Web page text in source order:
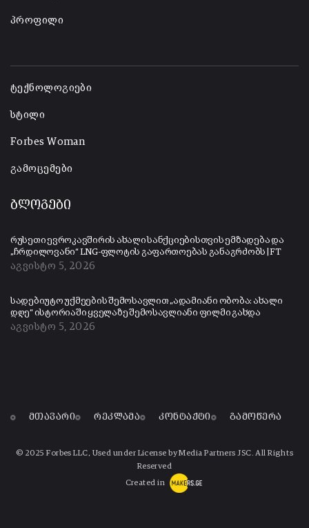
პროფილი
ტექნოლოგიები
სტილი
Forbes Woman
გამოცემები
ბლოგები
რუსეთი ევროკავშირის ახალი სანქციებისთვის ემზადება და
„ჩრდილოვანი“ LNG-ფლოტის გაფართოებას განაგრძობს | FT
აგვისტო 5, 2026
სადებიუტო უქმეების შემოსავლით „ადამიანი ობობა: ახალი
დღე“ ისტორიაში ყველაზე შემოსავლიანი ფილმი გახდა
აგვისტო 5, 2026
მთავარი რეკლამა კონტაქტი გამოწერა
© 2025 Forbes LLC, Used under License by Media Partners JSC. All Rights
Reserved
Created in